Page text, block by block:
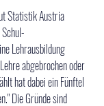
Statistik Austria
Lehrausbildung
abgebrochen oder
hat dabei ein Fünftel
Die Gründe sind